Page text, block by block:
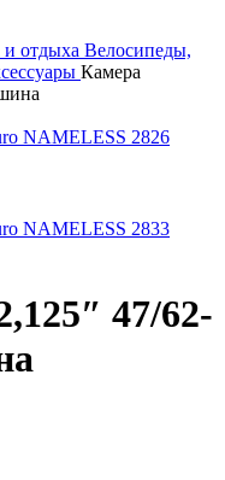
и отдыха Велосипеды,
Камера
NAMELESS 2826
NAMELESS 2833
47/62-